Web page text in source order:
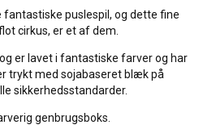
fantastiske puslespil, og dette fine
cirkus, er et af dem.
er lavet i fantastiske farver og har
trykt med sojabaseret blæk på
sikkerhedsstandarder.
genbrugsboks.